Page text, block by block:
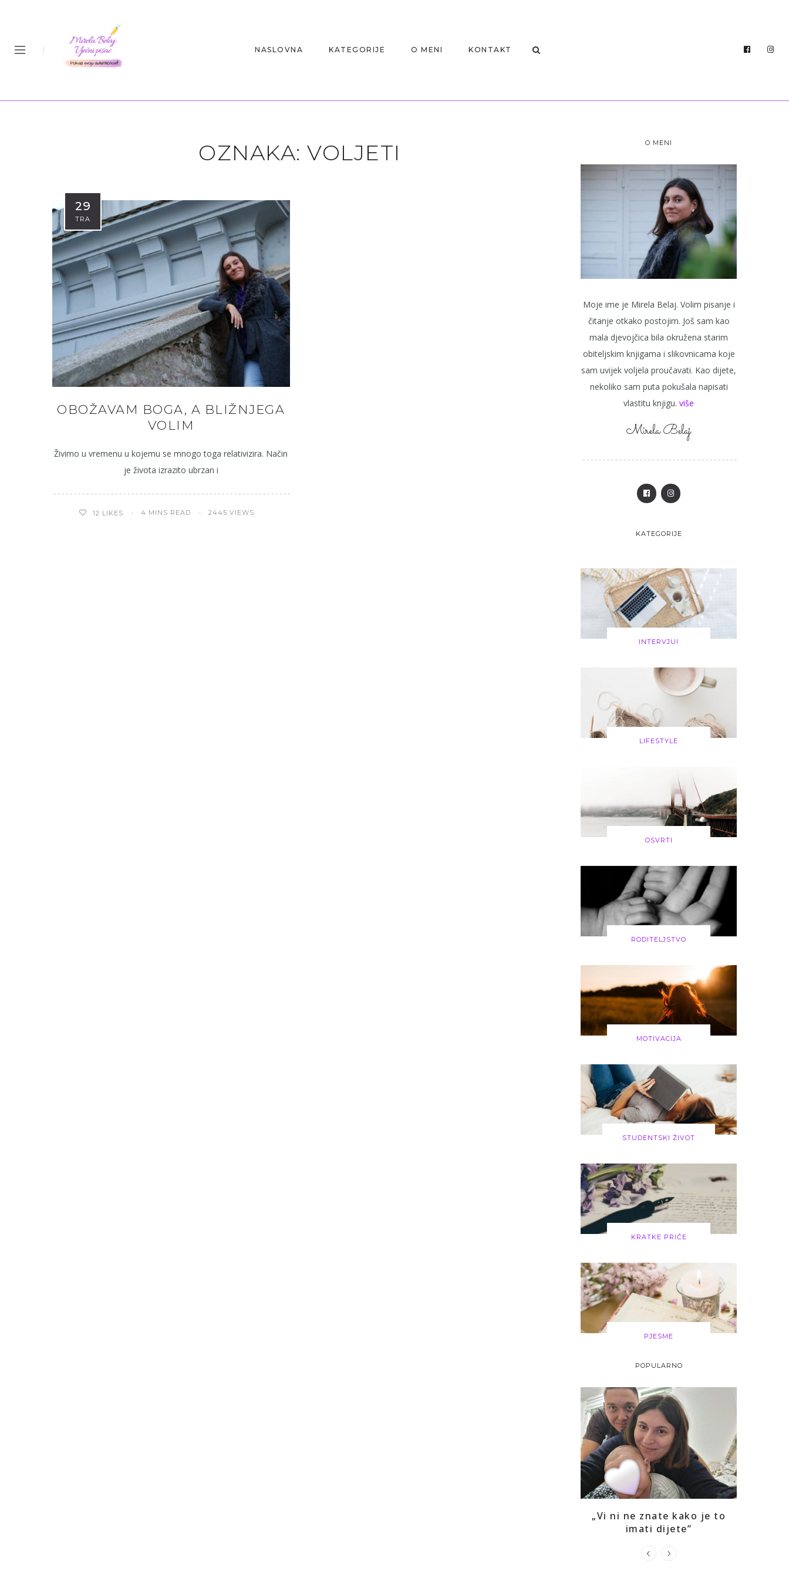
NASLOVNA KATEGORIJE O MENI KONTAKT
OZNAKA:VOLJETI
29
TRA
OBOŽAVAM BOGA, A BLIŽNJEGA
VOLIM
Živimo u vremenu u kojemu se mnogo toga relativizira. Način
je života izrazito ubrzan i
12 LIKES 4 MINS READ 2445 VIEWS
O MENI
Moje ime je Mirela Belaj. Volim pisanje i
čitanje otkako postojim. Još sam kao
mala djevojčica bila okružena starim
obiteljskim knjigama i slikovnicama koje
sam uvijek voljela proučavati. Kao dijete,
nekoliko sam puta pokušala napisati
vlastitu knjigu. više
Mirela Belaj
KATEGORIJE
INTERVJUI
LIFESTYLE
OSVRTI
RODITELJSTVO
MOTIVACIJA
STUDENTSKI ŽIVOT
KRATKE PRIČE
PJESME
POPULARNO
„Vi ni ne znate kako je to
imati dijete”